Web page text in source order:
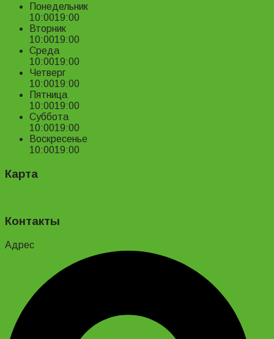
Понедельник
10:0019:00
Вторник
10:0019:00
Среда
10:0019:00
Четверг
10:0019:00
Пятница
10:0019:00
Суббота
10:0019:00
Воскресенье
10:0019:00
Карта
Контакты
Адрес